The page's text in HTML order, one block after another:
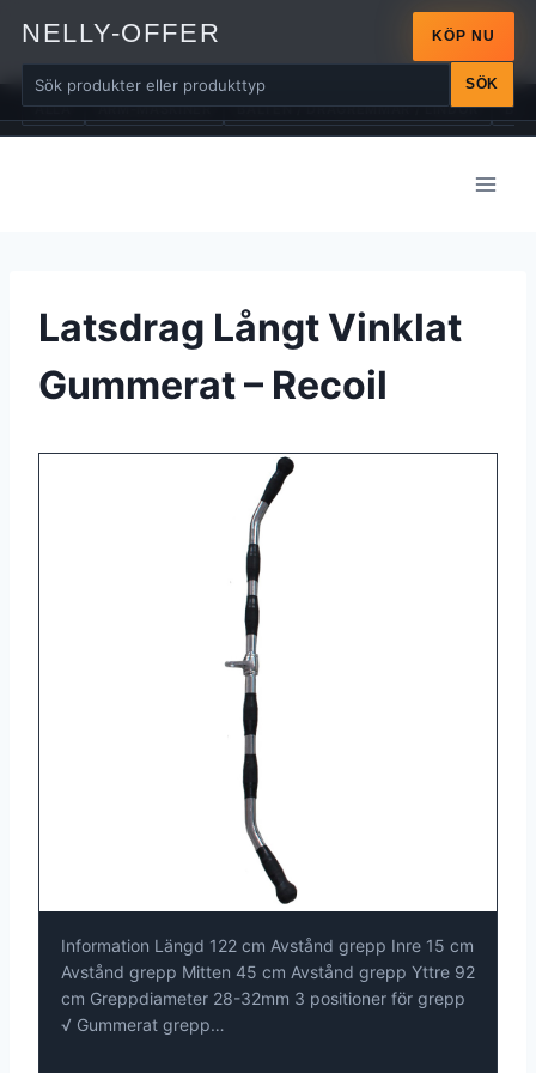
NELLY-OFFER
SÖK
KÖP NU
ALLA ARM-MASKINER BÄLTEN / DRAGREMMAR / LINDOR
Latsdrag Långt Vinklat
Gummerat – Recoil
Information Längd 122 cm Avstånd grepp Inre 15 cm
Avstånd grepp Mitten 45 cm Avstånd grepp Yttre 92
cm Greppdiameter 28-32mm 3 positioner för grepp
√ Gummerat grepp…